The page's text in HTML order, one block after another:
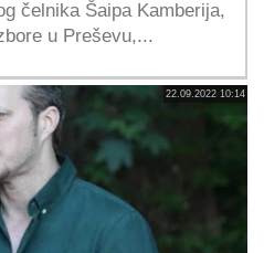
čelnika Šaipa Kamberija,
u Preševu,...
22.09.2022 10:14